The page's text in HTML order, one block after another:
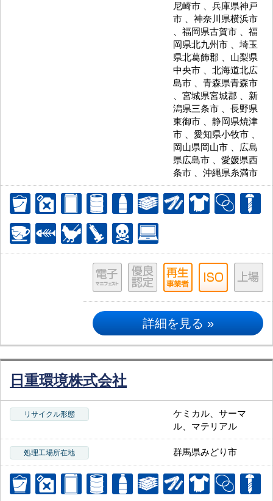
尼崎市 、兵庫県神戸
市 、神奈川県横浜市
、福岡県古賀市 、福
岡県北九州市 、埼玉
県北葛飾郡 、山梨県
中央市 、北海道北広
島市 、青森県青森市
、宮城県宮城郡 、新
潟県三条市 、長野県
東御市 、静岡県焼津
市 、愛知県小牧市 、
岡山県岡山市 、広島
県広島市 、愛媛県西
条市 、沖縄県糸満市
詳細を見る »
日重環境株式会社
リサイクル形態
ケミカル、サーマ
ル、マテリアル
処理工場所在地 群馬県みどり市